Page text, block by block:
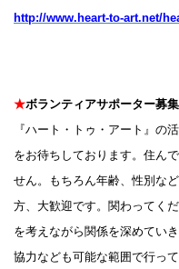
http://www.heart-to-art.net/
★ボランティアサポーター募
『ハート・トゥ・アート』の
をお待ちしております。住ん
せん。もちろん年齢、性別な
方、大歓迎です。関わってく
を考えながら関係を深めてい
協力なども可能な範囲で行っ